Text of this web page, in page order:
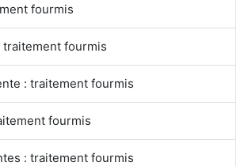
fourmis
traitement fourmis
: traitement fourmis
fourmis
: traitement fourmis